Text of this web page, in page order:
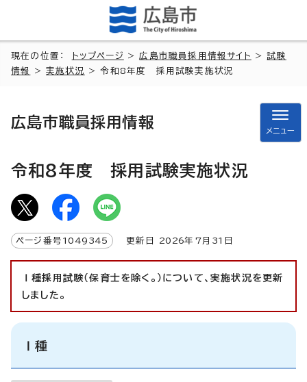
現在の位置： トップページ >広島市職員採用情報サイト >試験
情報
>実施状況 > 令和8年度 採用試験実施状況
広島市職員採用情報
メニュー
令和8年度 採用試験実施状況
ページ番号 1049345 更新日 2026年7月 31 日
Ⅰ種採用試験（保育士を除く。）について、実施状況を更新
しました。
Ⅰ種